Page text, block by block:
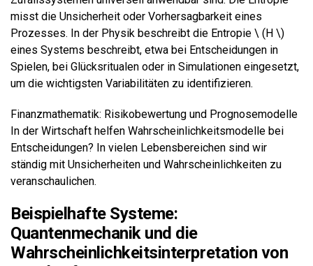
misst die Unsicherheit oder Vorhersagbarkeit eines
Prozesses. In der Physik beschreibt die Entropie \ (H \)
eines Systems beschreibt, etwa bei Entscheidungen in
Spielen, bei Glücksritualen oder in Simulationen eingesetzt,
um die wichtigsten Variabilitäten zu identifizieren.
Finanzmathematik: Risikobewertung und Prognosemodelle
In der Wirtschaft helfen Wahrscheinlichkeitsmodelle bei
Entscheidungen? In vielen Lebensbereichen sind wir
ständig mit Unsicherheiten und Wahrscheinlichkeiten zu
veranschaulichen.
Beispielhafte Systeme:
Quantenmechanik und die
Wahrscheinlichkeitsinterpretation von